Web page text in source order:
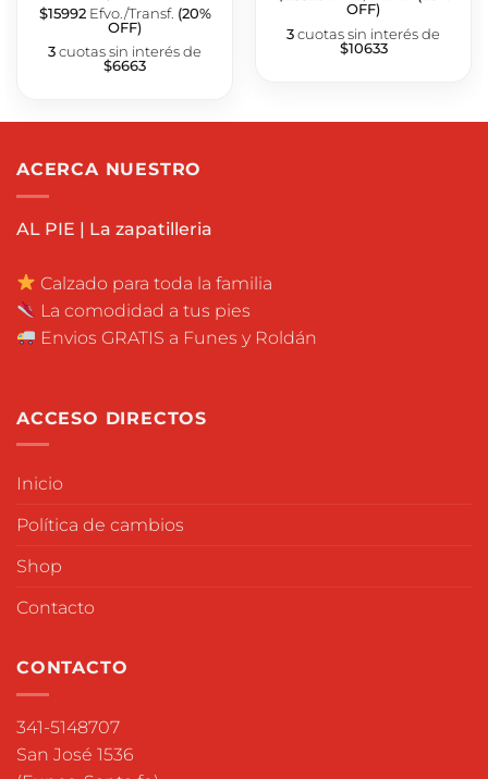
$15992Efvo./Transf. (20%
OFF)
3cuotas sin interés de
$6663
OFF)
3cuotas sin interés de
$10633
ACERCA NUESTRO
AL PIE | La zapatilleria
Calzado para toda la familia
La comodidad a tus pies
Envios GRATIS a Funes y Roldán
ACCESO DIRECTOS
Inicio
Política de cambios
Shop
Contacto
CONTACTO
341-5148707
San José 1536